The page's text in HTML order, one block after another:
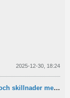
2025-12-30, 18:24
mellan äldre rullar?